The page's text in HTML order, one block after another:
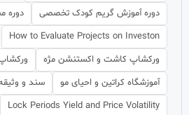
دوره آموزش گریم کودک تخصصی
دوره
How to Evaluate Projects on Investon
ورکشاپ کاشت و اکستنشن مژه
آموزشگاه کراتین و احیای مو
سند و
Lock Periods Yield and Price Volatility